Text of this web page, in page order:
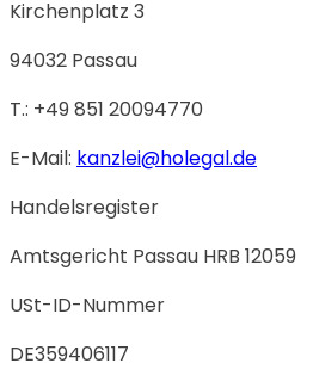
Kirchenplatz 3
94032 Passau
T.: +49 851 20094770
E-Mail: kanzlei@holegal.de
Handelsregister
Amtsgericht Passau HRB 12059
USt-ID-Nummer
DE359406117